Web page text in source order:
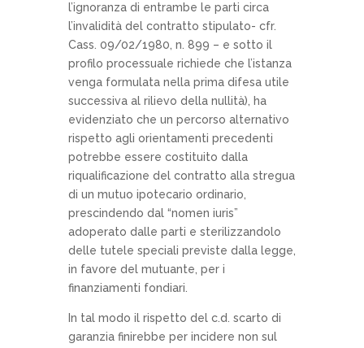
l’ignoranza di entrambe le parti circa
l’invalidità del contratto stipulato- cfr.
Cass. 09/02/1980, n. 899 – e sotto il
profilo processuale richiede che l’istanza
venga formulata nella prima difesa utile
successiva al rilievo della nullità), ha
evidenziato che un percorso alternativo
rispetto agli orientamenti precedenti
potrebbe essere costituito dalla
riqualificazione del contratto alla stregua
di un mutuo ipotecario ordinario,
prescindendo dal “nomen iuris”
adoperato dalle parti e sterilizzandolo
delle tutele speciali previste dalla legge,
in favore del mutuante, per i
finanziamenti fondiari.
In tal modo il rispetto del c.d. scarto di
garanzia finirebbe per incidere non sul